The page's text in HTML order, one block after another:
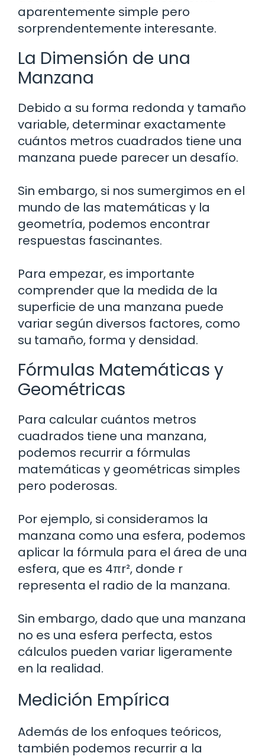
aparentemente simple pero
sorprendentemente interesante.
La Dimensión de una
Manzana
Debido a su forma redonda y tamaño
variable, determinar exactamente
cuántos metros cuadrados tiene una
manzana puede parecer un desafío.
Sin embargo, si nos sumergimos en el
mundo de las matemáticas y la
geometría, podemos encontrar
respuestas fascinantes.
Para empezar, es importante
comprender que la medida de la
superficie de una manzana puede
variar según diversos factores, como
su tamaño, forma y densidad.
Fórmulas Matemáticas y
Geométricas
Para calcular cuántos metros
cuadrados tiene una manzana,
podemos recurrir a fórmulas
matemáticas y geométricas simples
pero poderosas.
Por ejemplo, si consideramos la
manzana como una esfera, podemos
aplicar la fórmula para el área de una
esfera, que es 4πr², donde r
representa el radio de la manzana.
Sin embargo, dado que una manzana
no es una esfera perfecta, estos
cálculos pueden variar ligeramente
en la realidad.
Medición Empírica
Además de los enfoques teóricos,
también podemos recurrir a la